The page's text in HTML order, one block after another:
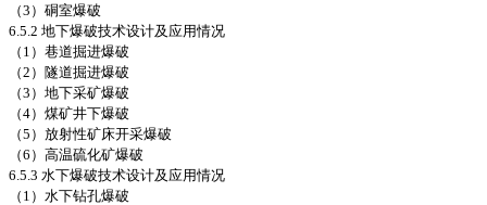
（3）硐室爆破
6.5.2 地下爆破技术设计及应用情况
（1）巷道掘进爆破
（2）隧道掘进爆破
（3）地下采矿爆破
（4）煤矿井下爆破
（5）放射性矿床开采爆破
（6）高温硫化矿爆破
6.5.3 水下爆破技术设计及应用情况
（1）水下钻孔爆破